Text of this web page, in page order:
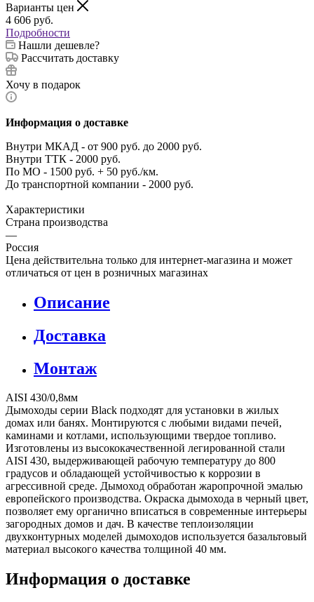
Варианты цен
4 606 руб.
Подробности
Нашли дешевле?
Рассчитать доставку
Хочу в подарок
Информация о доставке
Внутри МКАД - от 900 руб. до 2000 руб.
Внутри ТТК - 2000 руб.
По МО - 1500 руб. + 50 руб./км.
До транспортной компании - 2000 руб.
Характеристики
Страна производства
—
Россия
Цена действительна только для интернет-магазина и может
отличаться от цен в розничных магазинах
Описание
Доставка
Монтаж
AISI 430/0,8мм
Дымоходы серии Black подходят для установки в жилых
домах или банях. Монтируются с любыми видами печей,
каминами и котлами, использующими твердое топливо.
Изготовлены из высококачественной легированной стали
AISI 430, выдерживающей рабочую температуру до 800
градусов и обладающей устойчивостью к коррозии в
агрессивной среде. Дымоход обработан жаропрочной эмалью
европейского производства. Окраска дымохода в черный цвет,
позволяет ему органично вписаться в современные интерьеры
загородных домов и дач. В качестве теплоизоляции
двухконтурных моделей дымоходов используется базальтовый
материал высокого качества толщиной 40 мм.
Информация о доставке